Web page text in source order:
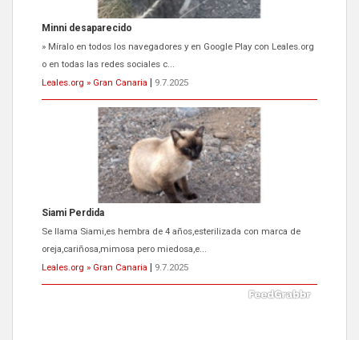
Minni desaparecido
» Míralo en todos los navegadores y en Google Play con Leales.org
o en todas las redes sociales c...
Leales.org » Gran Canaria
9.7.2025
Siami Perdida
Se llama Siami,es hembra de 4 años,esterilizada con marca de
oreja,cariñosa,mimosa pero miedosa,e...
Leales.org » Gran Canaria
9.7.2025